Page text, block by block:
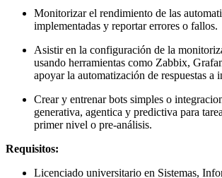
Monitorizar el rendimiento de las
implementadas y reportar errores o fallos.
Asistir en la configuración de la
usando herramientas como Zabbix,
apoyar la automatización de respuestas a
Crear y entrenar bots simples o
generativa, agentica y predictiva para
primer nivel o pre-análisis.
Requisitos:
Licenciado universitario en Sistemas,